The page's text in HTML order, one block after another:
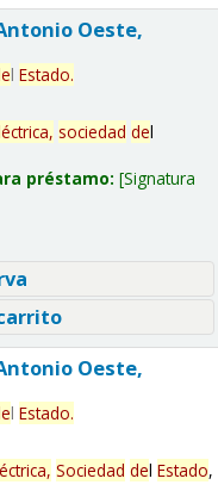
Oeste,
l Estado.
sociedad del
préstamo: Signatura
Oeste,
l Estado.
Sociedad del Estado,